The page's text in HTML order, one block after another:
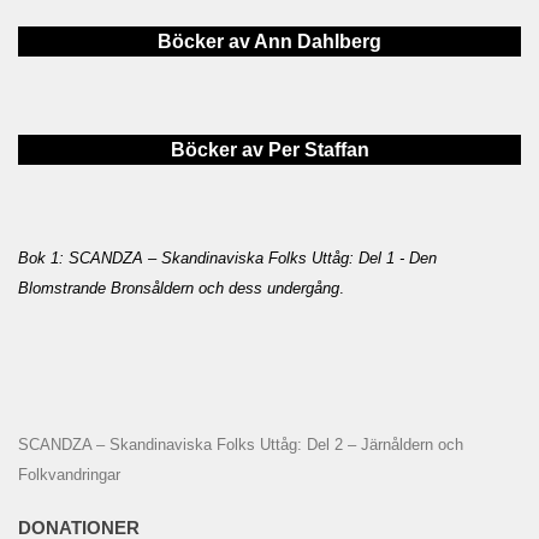
Böcker av Ann Dahlberg
Böcker av Per Staffan
Bok 1: SCANDZA – Skandinaviska Folks Uttåg: Del 1 - Den
Blomstrande Bronsåldern och dess undergång
SCANDZA – Skandinaviska Folks Uttåg: Del 2 – Järnåldern och
Folkvandringar
DONATIONER